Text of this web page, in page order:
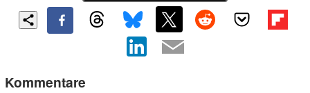
Kommentare